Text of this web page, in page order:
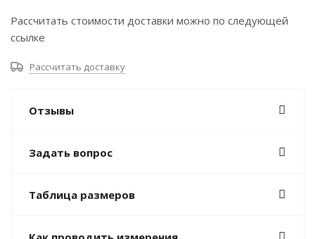
Рассчитать стоимости доставки можно по следующей
ссылке
Рассчитать доставку
Отзывы
Задать вопрос
Таблица размеров